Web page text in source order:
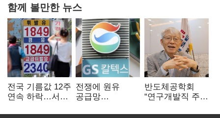
함께 볼만한 뉴스
전국 기름값 12주
연속 하락…서울
전쟁에 원유
공급망
반도체공학회
“연구개발직 주